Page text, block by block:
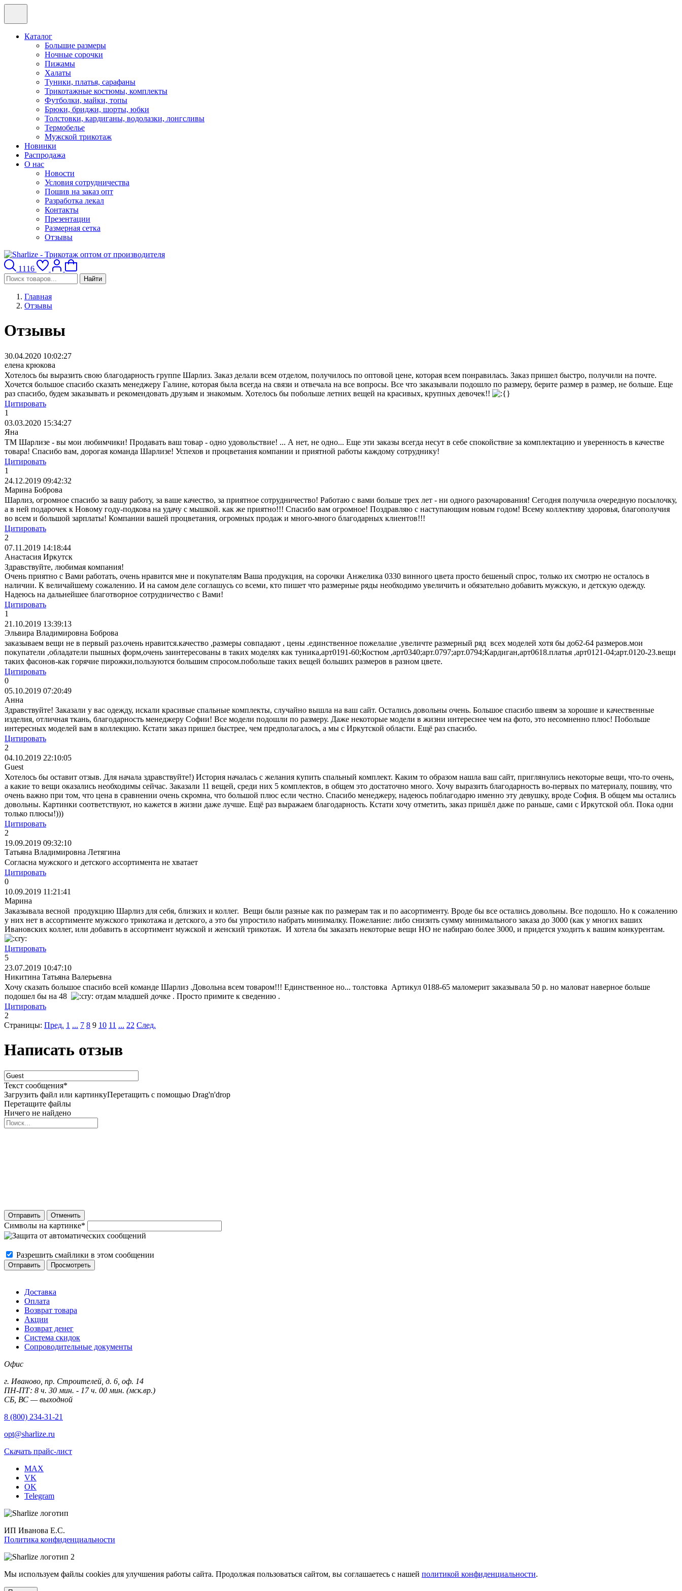
Каталог
Большие размеры
Ночные сорочки
Пижамы
Халаты
Туники, платья, сарафаны
Трикотажные костюмы, комплекты
Футболки, майки, топы
Брюки, бриджи, шорты, юбки
Толстовки, кардиганы, водолазки, лонгсливы
Термобелье
Мужской трикотаж
Новинки
Распродажа
О нас
Новости
Условия сотрудничества
Пошив на заказ опт
Разработка лекал
Контакты
Презентации
Размерная сетка
Отзывы
1116
Найти
Главная
Отзывы
Отзывы
30.04.2020 10:02:27
елена крюкова
Хотелось бы выразить свою благодарность группе Шарлиз. Заказ делали всем отделом, получилось по оптовой цене, которая всем понравилась. Заказ пришел быстро, получили на почте.
Хочется большое спасибо сказать менеджеру Галине, которая была всегда на связи и отвечала на все вопросы. Все что заказывали подошло по размеру, берите размер в размер, не больше. Еще
раз спасибо, будем заказывать и рекомендовать друзьям и знакомым. Хотелось бы побольше летних вещей на красивых, крупных девочек!!
Цитировать
1
03.03.2020 15:34:27
Яна
ТМ Шарлизе - вы мои любимчики! Продавать ваш товар - одно удовольствие! ... А нет, не одно... Еще эти заказы всегда несут в себе спокойствие за комплектацию и уверенность в качестве
товара! Спасибо вам, дорогая команда Шарлизе! Успехов и процветания компании и приятной работы каждому сотруднику!
Цитировать
1
24.12.2019 09:42:32
Марина Боброва
Шарлиз, огромное спасибо за вашу работу, за ваше качество, за приятное сотрудничество! Работаю с вами больше трех лет - ни одного разочарования! Сегодня получила очередную посылочку,
а в ней подарочек к Новому году-подкова на удачу с мышкой. как же приятно!!! Спасибо вам огромное! Поздравляю с наступающим новым годом! Всему коллективу здоровья, благополучия
во всем и большой зарплаты! Компании вашей процветания, огромных продаж и много-много благодарных клиентов!!!
Цитировать
2
07.11.2019 14:18:44
Анастасия Иркутск
Здравствуйте, любимая компания!
Очень приятно с Вами работать, очень нравится мне и покупателям Ваша продукция, на сорочки Анжелика 0330 винного цвета просто бешеный спрос, только их смотрю не осталось в
наличии. К величайшему сожалению. И на самом деле соглашусь со всеми, кто пишет что размерные ряды необходимо увеличить и обязательно добавить мужскую, и детскую одежду.
Надеюсь на дальнейшее благотворное сотрудничество с Вами!
Цитировать
1
21.10.2019 13:39:13
Эльвира Владимировна Боброва
заказываем вещи не в первый раз.очень нравится.качество ,размеры совпадают , цены .единственное пожелалие ,увеличте размерный ряд всех моделей хотя бы до62-64 размеров.мои
покупатели ,обладатели пышных форм,очень заинтересованы в таких моделях как туника,арт0191-60;Костюм ,арт0340;арт.0797;арт.0794;Кардиган,арт0618.платья ,арт0121-04;арт.0120-23.вещи
таких фасонов-как горячие пирожки,пользуются большим спросом.побольше таких вещей больших размеров в разном цвете.
Цитировать
0
05.10.2019 07:20:49
Анна
Здравствуйте! Заказали у вас одежду, искали красивые спальные комплекты, случайно вышла на ваш сайт. Остались довольны очень. Большое спасибо швеям за хорошие и качественные
изделия, отличная ткань, благодарность менеджеру Софии! Все модели подошли по размеру. Даже некоторые модели в жизни интереснее чем на фото, это несомненно плюс! Побольше
интересных моделей вам в коллекцию. Кстати заказ пришел быстрее, чем предполагалось, а мы с Иркутской области. Ещё раз спасибо.
Цитировать
2
04.10.2019 22:10:05
Guest
Хотелось бы оставит отзыв. Для начала здравствуйте!) История началась с желания купить спальный комплект. Каким то образом нашла ваш сайт, приглянулись некоторые вещи, что-то очень,
а какие то вещи оказались необходимы сейчас. Заказали 11 вещей, среди них 5 комплектов, в общем это достаточно много. Хочу выразить благодарность во-первых по материалу, пошиву, что
очень важно при том, что цена в сравнении очень скромна, что большой плюс если честно. Спасибо менеджеру, надеюсь поблагодарю именно эту девушку, вроде София. В общем мы остались
довольны. Картинки соответствуют, но кажется в жизни даже лучше. Ещё раз выражаем благодарность. Кстати хочу отметить, заказ пришёл даже по раньше, сами с Иркутской обл. Пока одни
только плюсы!)))
Цитировать
2
19.09.2019 09:32:10
Татьяна Владимировна Летягина
Согласна мужского и детского ассортимента не хватает
Цитировать
0
10.09.2019 11:21:41
Марина
Заказывала весной продукцию Шарлиз для себя, близких и коллег. Вещи были разные как по размерам так и по аасортименту. Вроде бы все остались довольны. Все подошло. Но к сожалению
у них нет в ассортименте мужского трикотажа и детского, а это бы упростило набрать минималку. Пожелание: либо снизить сумму минимального заказа до 3000 (как у многих ваших
Ивановских коллег, или добавить в ассортимент мужской и женский трикотаж. И хотела бы заказать некоторые вещи НО не набираю более 3000, и придется уходить к вашим конкурентам.
Цитировать
5
23.07.2019 10:47:10
Никитина Татьяна Валерьевна
Хочу сказать большое спасибо всей команде Шарлиз .Довольна всем товаром!!! Единственное но... толстовка Артикул 0188-65 маломерит заказывала 50 р. но маловат наверное больше
подошел бы на 48
отдам младшей дочке . Просто примите к сведению .
Цитировать
2
Страницы: Пред. 1 ... 7 8 9 10 11 ... 22 След.
Написать отзыв
Текст сообщения*
Загрузить файл или картинкуПеретащить с помощью Drag'n'drop
Перетащите файлы
Ничего не найдено
Отправить Отменить
Символы на картинке*
Разрешить смайлики в этом сообщении
Доставка
Оплата
Возврат товара
Акции
Возврат денег
Система скидок
Сопроводительные документы
Офис
г. Иваново, пр. Строителей, д. 6, оф. 14
ПН-ПТ: 8 ч. 30 мин. - 17 ч. 00 мин. (мск.вр.)
СБ, ВС — выходной
8 (800) 234-31-21
opt@sharlize.ru
Скачать прайс-лист
MAX
VK
OK
Telegram
ИП Иванова Е.С.
Политика конфиденциальности
Мы используем файлы cookies для улучшения работы сайта. Продолжая пользоваться сайтом, вы соглашаетесь с нашей политикой конфиденциальности.